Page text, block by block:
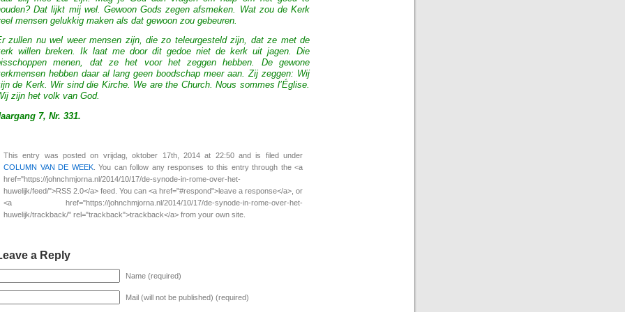
Dat lijkt mij wel. Gewoon Gods zegen afsmeken. Wat zou de Kerk
mensen gelukkig maken als dat gewoon zou gebeuren.
zullen nu wel weer mensen zijn, die zo teleurgesteld zijn, dat ze met de
willen breken. Ik laat me door dit gedoe niet de kerk uit jagen. Die
menen, dat ze het voor het zeggen hebben. De gewone
hebben daar al lang geen boodschap meer aan. Zij zeggen: Wij
de Kerk. Wir sind die Kirche. We are the Church. Nous sommes l’Église.
zijn het volk van God.
7, Nr. 331.
This entry was posted on vrijdag, oktober 17th, 2014 at 22:50 and is filed under
COLUMN VAN DE WEEK. You can follow any responses to this entry through the <a
href="https://johnchmjorna.nl/2014/10/17/de-synode-in-rome-over-het-
huwelijk/feed/">RSS 2.0</a> feed. You can <a href="#respond">leave a response</a>, or
<a href="https://johnchmjorna.nl/2014/10/17/de-synode-in-rome-over-het-
huwelijk/trackback/" rel="trackback">trackback</a> from your own site.
a Reply
Name (required)
Mail (will not be published) (required)